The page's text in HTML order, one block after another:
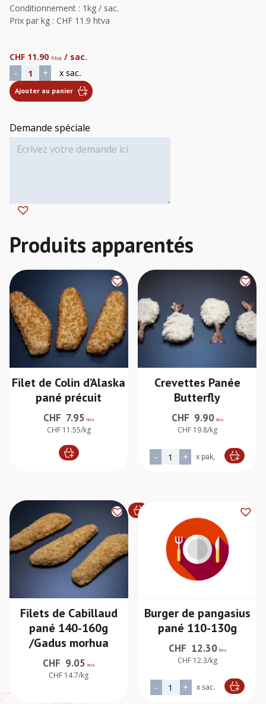
Conditionnement : 1kg / sac.
Prix par kg : CHF 11.9 htva
CHF 11.90 htva / sac.
- quantité de Bâtonnets poisson pané précuit
+ x sac.
Ajouter au panier
Demande spéciale
Alternative:
Filet de Colin d’Alaska
pané précuit
CHF 7.95 htva
CHF 11.55/kg
Crevettes Panée
Butterfly
CHF 9.90 htva
CHF 19.8/kg
- quantité de Crevettes
+ x pak,
Alternative:
Filets de Cabillaud
pané 140-160g
/Gadus morhua
CHF 9.05 htva
CHF 14.7/kg
Burger de pangasius
pané 110-130g
CHF 12.30 htva
CHF 12.3/kg
- quantité de Burger de
+ x sac.
Alternative: